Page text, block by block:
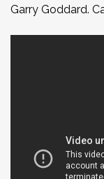
Garry Goddard.